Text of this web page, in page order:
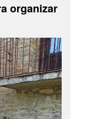
organizar